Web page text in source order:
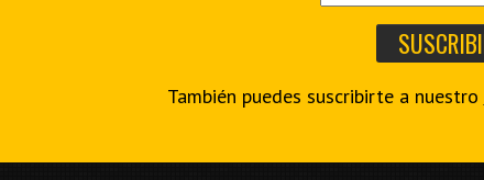
También puedes suscribirte a nuestro